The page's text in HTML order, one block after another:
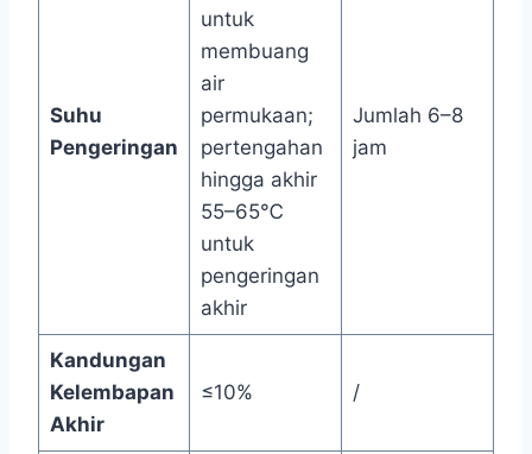
Suhu
Pengeringan
untuk
membuang
air
permukaan;
pertengahan
hingga akhir
55–65℃
untuk
pengeringan
akhir
Jumlah 6–8
jam
Kandungan
Kelembapan
Akhir
≤10% /